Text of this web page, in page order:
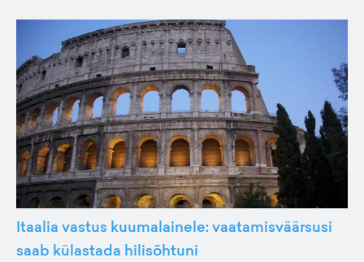
Itaalia vastus kuumalainele: vaatamisväärsusi
saab külastada hilisõhtuni